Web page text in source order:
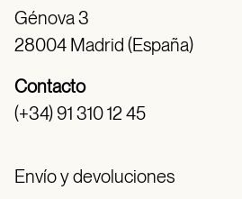
Génova 3
28004 Madrid (España)
Contacto
(+34) 91 310 12 45
Envío y devoluciones